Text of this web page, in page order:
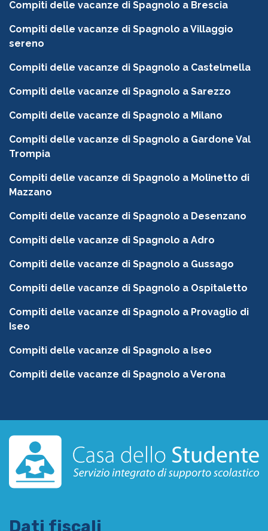
Compiti delle vacanze di Spagnolo a Brescia
Compiti delle vacanze di Spagnolo a Villaggio
sereno
Compiti delle vacanze di Spagnolo a Castelmella
Compiti delle vacanze di Spagnolo a Sarezzo
Compiti delle vacanze di Spagnolo a Milano
Compiti delle vacanze di Spagnolo a Gardone Val
Trompia
Compiti delle vacanze di Spagnolo a Molinetto di
Mazzano
Compiti delle vacanze di Spagnolo a Desenzano
Compiti delle vacanze di Spagnolo a Adro
Compiti delle vacanze di Spagnolo a Gussago
Compiti delle vacanze di Spagnolo a Ospitaletto
Compiti delle vacanze di Spagnolo a Provaglio di
Iseo
Compiti delle vacanze di Spagnolo a Iseo
Compiti delle vacanze di Spagnolo a Verona
Dati fiscali